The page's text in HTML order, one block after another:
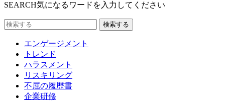
SEARCH気になるワードを入力してください
エンゲージメント
トレンド
ハラスメント
リスキリング
不屈の履歴書
企業研修